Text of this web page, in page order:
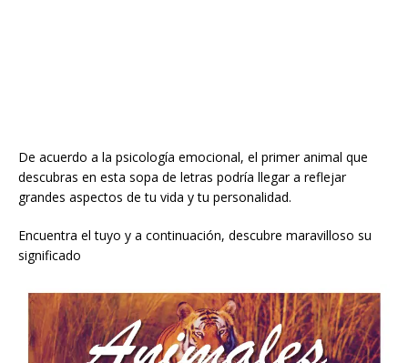
De acuerdo a la psicología emocional, el primer animal que
descubras en esta sopa de letras podría llegar a reflejar
grandes aspectos de tu vida y tu personalidad.
Encuentra el tuyo y a continuación, descubre maravilloso su
significado